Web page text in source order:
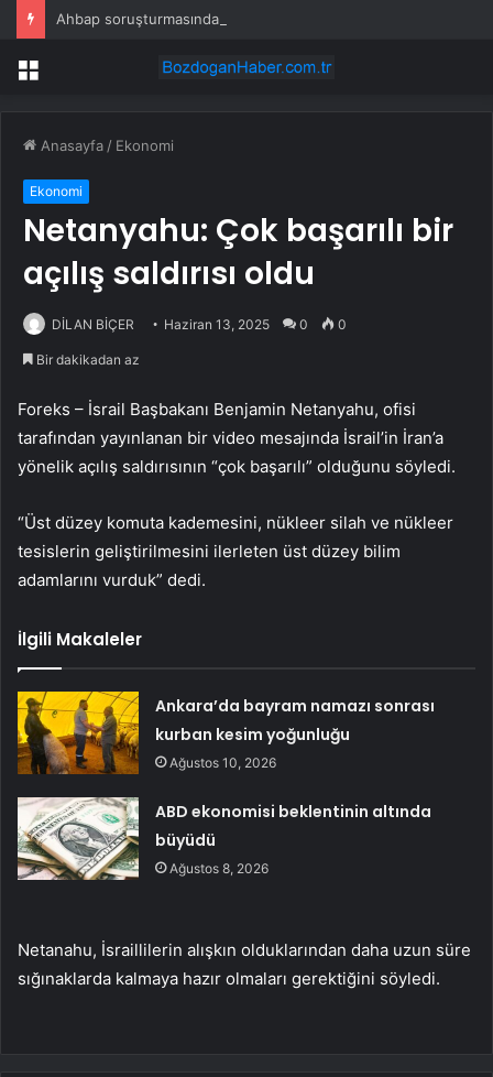
Ahbap soruşturmasında 7 tutuklama daha
Menü
Anasayfa / Ekonomi
Ekonomi
Netanyahu: Çok başarılı bir
açılış saldırısı oldu
DİLAN BİÇER Haziran 13, 2025 0 0
Bir dakikadan az
Foreks – İsrail Başbakanı Benjamin Netanyahu, ofisi
tarafından yayınlanan bir video mesajında İsrail’in İran’a
yönelik açılış saldırısının “çok başarılı” olduğunu söyledi.
“Üst düzey komuta kademesini, nükleer silah ve nükleer
tesislerin geliştirilmesini ilerleten üst düzey bilim
adamlarını vurduk” dedi.
İlgili Makaleler
Ankara’da bayram namazı sonrası
kurban kesim yoğunluğu
Ağustos 10, 2026
ABD ekonomisi beklentinin altında
büyüdü
Ağustos 8, 2026
Netanahu, İsraillilerin alışkın olduklarından daha uzun süre
sığınaklarda kalmaya hazır olmaları gerektiğini söyledi.